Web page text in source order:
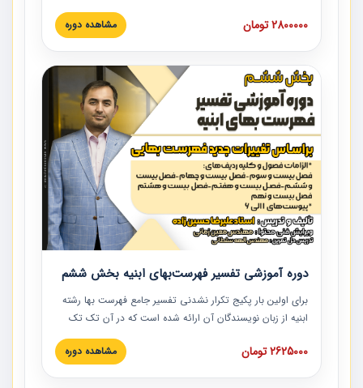
است که در دانشگاه صنعتی شریف ارائه شد. در این آموزش
نکات کلیدی مربوط به اسناد و مدارک پیمان، اولویت بندی اسناد
پیمان به همراه تجربیات عملی در این خصوص ارائه شده است.
2800000 تومان مشاهده دوره
دوره آموزشی تفسیر فهرست‌بهای ابنیه بخش ششم
برای اولین بار پکیج تکرار نشدنی تفسیر جامع فهرست بها رشته
ابنیه از زبان نویسندگان آن ارائه شده است که در آن تک تک
ردیف ها و مطالب فهرست بها تفسیر و ارائه شده است. این
دوره به صورت کامل تصویری بوده و به همراه تصاویر عملیات
2625000 تومان مشاهده دوره